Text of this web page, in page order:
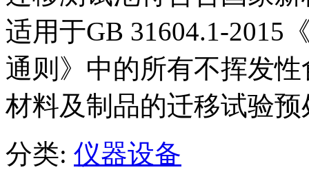
适用于GB 31604.1-2015
通则》中的所有不挥发
材料及制品的迁移试验预
分类: 仪器设备